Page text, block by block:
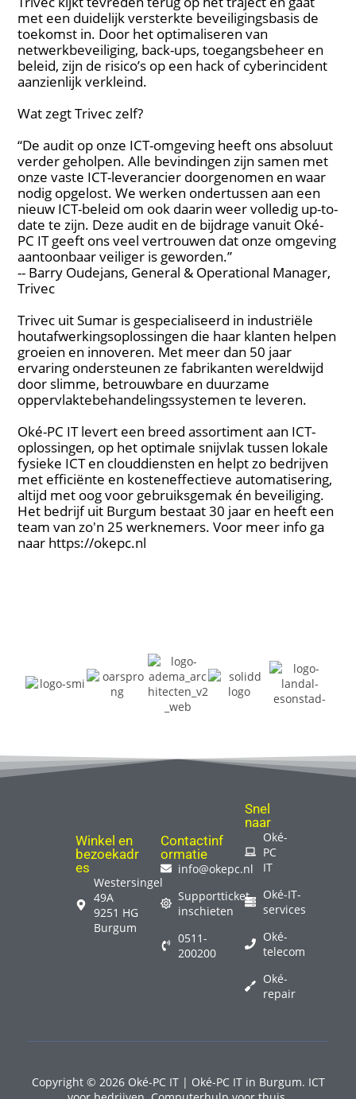
met een duidelijk versterkte beveiligingsbasis de
toekomst in. Door het optimaliseren van
netwerkbeveiliging, back-ups, toegangsbeheer en
beleid, zijn de risico’s op een hack of cyberincident
aanzienlijk verkleind.
Wat zegt Trivec zelf?
“De audit op onze ICT-omgeving heeft ons absoluut
verder geholpen. Alle bevindingen zijn samen met
onze vaste ICT-leverancier doorgenomen en waar
nodig opgelost. We werken ondertussen aan een
nieuw ICT-beleid om ook daarin weer volledig up-to-
date te zijn. Deze audit en de bijdrage vanuit Oké-
PC IT geeft ons veel vertrouwen dat onze omgeving
aantoonbaar veiliger is geworden.”
-- Barry Oudejans, General & Operational Manager,
Trivec
Trivec uit Sumar is gespecialiseerd in industriële
houtafwerkingsoplossingen die haar klanten helpen
groeien en innoveren. Met meer dan 50 jaar
ervaring ondersteunen ze fabrikanten wereldwijd
door slimme, betrouwbare en duurzame
oppervlaktebehandelingssystemen te leveren.
Oké-PC IT levert een breed assortiment aan ICT-
oplossingen, op het optimale snijvlak tussen lokale
fysieke ICT en clouddiensten en helpt zo bedrijven
met efficiënte en kosteneffectieve automatisering,
altijd met oog voor gebruiksgemak én beveiliging.
Het bedrijf uit Burgum bestaat 30 jaar en heeft een
team van zo'n 25 werknemers. Voor meer info ga
naar https://okepc.nl
Winkel en
bezoekadr
es
Westersingel
49A
9251 HG
Burgum
Contactinf
ormatie
info@okepc.nl
Supportticket
inschieten
0511-
200200
Snel
naar
Oké-
PC
IT
Oké-IT-
services
Oké-
telecom
Oké-
repair
Copyright © 2026 Oké-PC IT | Oké-PC IT in Burgum. ICT